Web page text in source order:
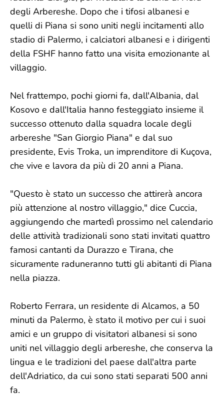
degli Arbereshe. Dopo che i tifosi albanesi e
quelli di Piana si sono uniti negli incitamenti allo
stadio di Palermo, i calciatori albanesi e i dirigenti
della FSHF hanno fatto una visita emozionante al
villaggio.
Nel frattempo, pochi giorni fa, dall'Albania, dal
Kosovo e dall'Italia hanno festeggiato insieme il
successo ottenuto dalla squadra locale degli
arbereshe "San Giorgio Piana" e dal suo
presidente, Evis Troka, un imprenditore di Kuçova,
che vive e lavora da più di 20 anni a Piana.
"Questo è stato un successo che attirerà ancora
più attenzione al nostro villaggio," dice Cuccia,
aggiungendo che martedì prossimo nel calendario
delle attività tradizionali sono stati invitati quattro
famosi cantanti da Durazzo e Tirana, che
sicuramente raduneranno tutti gli abitanti di Piana
nella piazza.
Roberto Ferrara, un residente di Alcamos, a 50
minuti da Palermo, è stato il motivo per cui i suoi
amici e un gruppo di visitatori albanesi si sono
uniti nel villaggio degli arbereshe, che conserva la
lingua e le tradizioni del paese dall'altra parte
dell'Adriatico, da cui sono stati separati 500 anni
fa.